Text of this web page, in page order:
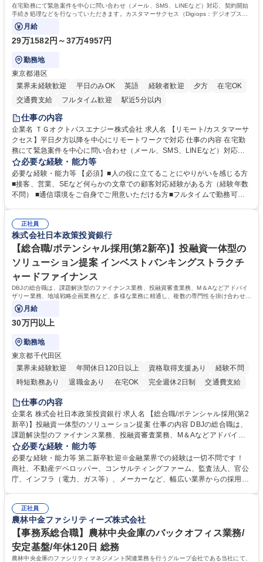
在宅勤務にて緊急案件を中心に問い合わせ（メール、SMS、LINEなど）対応、契約開始
手続き処理などを行なっていただきます。カスタマーサクセス（Digiops：デジオプス）
と運用構築の業務となります。
月給
29万1582円～37万4957円
勤務地
東京都港区
業界未経験歓迎
平日のみOK 英語 経験者歓迎 夕方
在宅OK
交通費支給
フルタイム歓迎 駅近5分以内
仕事の内容
企業名 ＴＧオクトパスエナジー株式会社 求人名 【リモート/カスタマーサ
クセス】平日夕方以降を中心にリモートワークで対応 仕事の内容 在宅勤
務にて緊急案件を中心に問い合わせ（メール、SMS、LINEなど）対応、
契約開始手続き処理などを行なっていただきます。カスタマーサクセス
（Digiops：デジオプス）と運用構築の業務となります。 ■お問い合わせ
対応業務全般（システム入力、契約手続き含む） ■デジタルコミュニケー
ションツール（メール、SMS、LINE等）を使用 ■お客様のニーズに応じた
添ってサービス提供できることが魅力 募集職種 【リモート/カスタマーサ
クセス】平日夕方以降を中心にリモートワークで対応
必要な経験・能力等
必要な経験・能力等 【必須】■人の役に立てることにやりがいを感じる方
■接客、営業、SEなど何らかの文章での顧客対応経験がある方（経験年数
不問） ■通信環境をご自身でご用意いただける方■フルタイムで勤務可能
境に貢献したい■改善提案や改善アクション等新しいことに意欲がある方
【英語（語学力）】■翻訳ツールを用い英語でコミュニケーションをとる
ことに抵抗がない方■英語は話せなくても問題はありませんが、英語が話
せますと、よりチャンスが広がります。※日本語がネイティブレベル必須
学歴・資格 学歴：大学院 大学 高専 短大 専修学校 高校 語学力： 資格：
正社員
株式会社日本政策投資銀行
【総合職/ポテンシャル採用(第2新卒)】投融資一体型の
ソリューション提案 インベストバンキングストラクチ
ャードファイナンス
DBJの総合職は、課題解決型のファイナンス業務、投融資審査業務、M＆Aなどアドバイ
ザリー業務、地域戦略企画業務など、多様な業務に精通し、複数の専門性を掛け合わせて
広く社会に貢献していく職種です。
月給
30万円以上
勤務地
東京都千代田区
業界未経験歓迎
年間休日120日以上 資格取得支援あり
経験不問
時短勤務あり
退職金あり 在宅OK 完全週休2日制
交通費支給
駅近5分以内
食事補助あり
託児所あり
仕事の内容
企業名 株式会社日本政策投資銀行 求人名 【総合職/ポテンシャル採用(第2
新卒)】投融資一体型のソリューション提案 仕事の内容 DBJの総合職は、
課題解決型のファイナンス業務、投融資審査業務、M＆Aなどアドバイザ
リー業務、地域戦略企画業務など、多様な業務に精通し、複数の専門性を
掛け合わせて広く社会に貢献していく職種です。 入社後は、横断的なロー
テーションを経て適性や専門性に応じたキャリアを形成していただきま
す。総合職として入社いただき、下記いずれかの部門でご活躍いただきま
ート・ナレッジ業務 ※それぞれの業務内容に関しては、別途その他労働条
件備考欄に記載 募集職種 【総合職/ポテンシャル採用(第2新卒)】投融資一
体型のソリューション提案
必要な経験・能力等
必要な経験・能力等 第二新卒歓迎※金融業界での経験は一切不問です！
商社、不動産デベロッパー、コンサルティングファーム、監査法人、官公
庁、インフラ（電力、ガス等）、メーカーなど、幅広い業界からの採用実
く高い志を併せもった人材を求めています。ポテンシャル採用（第2新
卒）では、金融業界での経験や知識を問いません。新たな時代を見据え
て、複雑化する社会課題の解決に向けて先鞭をつける役割を担いたい、と
いう気概をお持ちの方を心待ちにしています。 学歴・資格 学歴：大学院
大学 語学力： 資格：
正社員
農林中金ファシリティーズ株式会社
【事務系総合職】農林中央金庫のバックオフィス業務/
安定基盤/年休120日 総務
農林中央金庫のファシリティマネジメント関連業務を行うグループ会社である当社にて、